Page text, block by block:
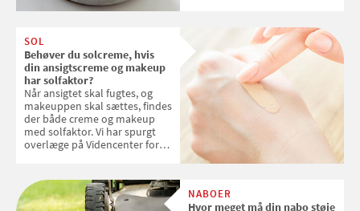
SOL
Behøver du solcreme, hvis
din ansigtscreme og makeup
har solfaktor?
Når ansigtet skal fugtes, og
makeuppen skal sættes, findes
der både creme og makeup
med solfaktor. Vi har spurgt
overlæge på Videncenter for
med SPF kan erstatte
solcreme, når man bevæger
NABOER
Hvor meget må din nabo støje